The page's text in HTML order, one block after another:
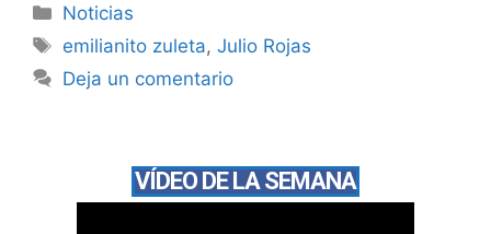
Noticias
emilianito zuleta,Julio Rojas
Deja un comentario
VÍDEO DE LA SEMANA